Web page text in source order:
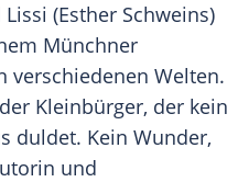
Lissi (Esther Schweins)
Münchner
verschiedenen Welten.
Kleinbürger, der kein
duldet. Kein Wunder,
und